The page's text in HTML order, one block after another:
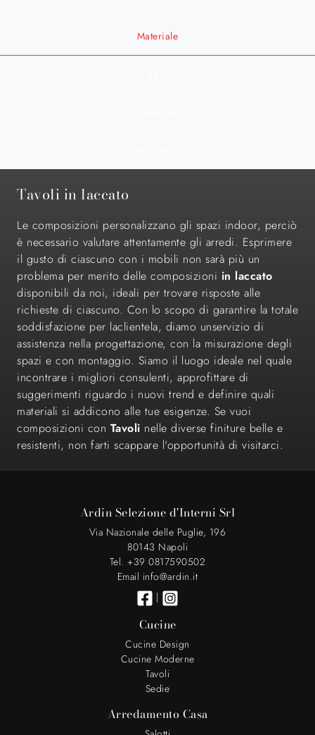
Materiale
Tavoli in laccato
Le composizioni personalizzano gli spazi indoor, perciò
è necessario valutare attentamente gli arredi. Esprimere
il gusto di ciascuno con i mobili non sarà più un
problema per merito delle composizioni in laccato
disponibili da noi, ideali per trovare risposte alle
richieste di ciascuno. Con lo scopo di garantire la totale
soddisfazione per laclientela, diamo unservizio di
assistenza nella progettazione, con la misurazione degli
spazi e con montaggio. Siamo il luogo ideale nel quale
incontrare i migliori consulenti, approfittare di
suggerimenti riguardo i nuovi trend e definire quali
materiali si addicono alle tue esigenze. Se vuoi
composizioni con Tavoli nelle diverse finiture belle e
resistenti, non farti scappare l'opportunità di visitarci.
Ardin Selezione d'Interni Srl
Via Nazionale delle Puglie, 196
80143 Napoli
Tel. +39 0817590502
Email info@ardin.it
|
Cucine
Cucine Design
Cucine Moderne
Tavoli
Sedie
Arredamento Casa